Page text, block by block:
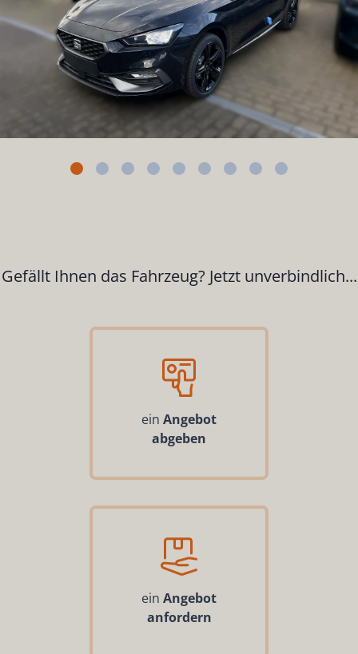
Gefällt Ihnen das Fahrzeug? Jetzt unverbindlich...
ein Angebot
abgeben
ein Angebot
anfordern